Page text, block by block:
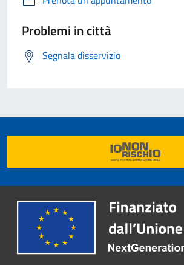
Problemi in città
Segnala disservizio